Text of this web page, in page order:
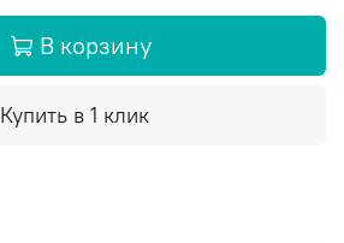
В корзину
Купить в 1 клик